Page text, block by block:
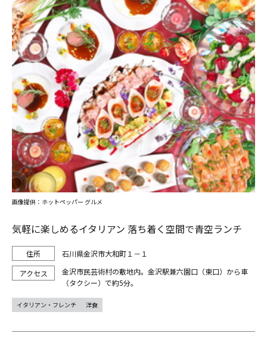
気軽に楽しめるイタリアン 落ち着く空間で青空ランチ
石川県金沢市大和町１－１
金沢市民芸術村の敷地内。金沢駅兼六園口（東口）から車
（タクシー）で約5分。
画像提供：ホットペッパー グルメ
イタリアン・フレンチ 洋食